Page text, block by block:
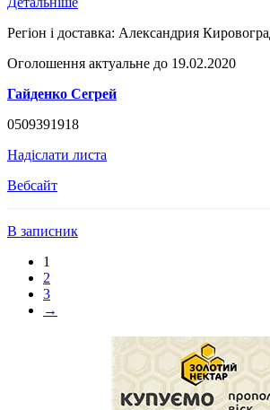
Регіон і доставка: Александрия
Оголошення актуальне до 19.02.2020
Гайденко Сегрей
0509391918
Надіслати листа
Вебсайт
В записник
1
2
3
→